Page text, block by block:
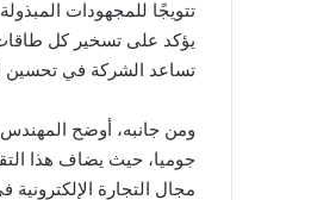
تتويجًا للمجهودات
يؤكد على تسخير كل طاقات
تساعد الشركة في تحسين
ومن جانبه، أوضح
جوميا، حيث يضاف هذا
مجال التجارة